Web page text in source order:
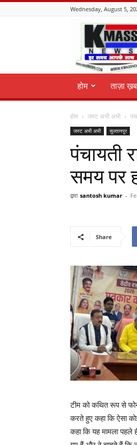
Wednesday, August 5,
होम ताज़ा
होम जस्ट अभी अभी
जस्ट अभी अभी सुल्तानपुर
पंचायती
समय पर
द्वारा santosh kumar -
Share
टीम को कथित रूप से
करते हुए कहा कि ऐसा
कहा कि यह मामला पहले